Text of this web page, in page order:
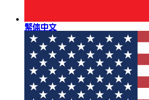
繁体中文